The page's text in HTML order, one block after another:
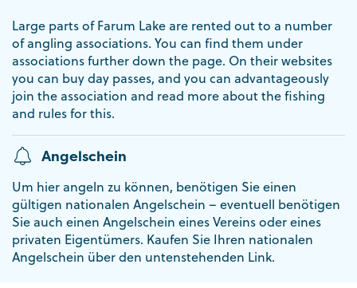
Large parts of Farum Lake are rented out to a number
of angling associations. You can find them under
associations further down the page. On their websites
you can buy day passes, and you can advantageously
join the association and read more about the fishing
and rules for this.
Angelschein
Um hier angeln zu können, benötigen Sie einen
gültigen nationalen Angelschein – eventuell benötigen
Sie auch einen Angelschein eines Vereins oder eines
privaten Eigentümers. Kaufen Sie Ihren nationalen
Angelschein über den untenstehenden Link.